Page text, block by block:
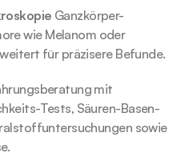
Ganzkörper-
wie Melanom oder
für präzisere Befunde.
mit
Tests, Säuren-Basen-
sowie